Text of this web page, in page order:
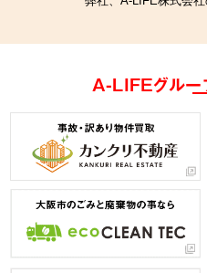
A-LIFEグルー